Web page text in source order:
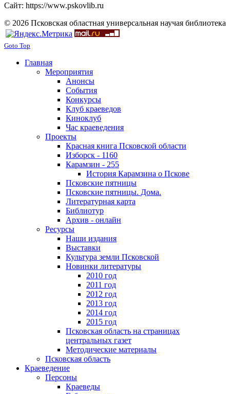
Сайт: https://www.pskovlib.ru
© 2026 Псковская областная универсальная научая библиотека
Goto Top
Главная
Мероприятия
Анонсы
События
Конкурсы
Клуб краеведов
Киноклуб
Час краеведения
Проекты
Красная книга Псковской области
Изборск - 1160
Карамзин - 255
История Карамзина о Пскове
Псковские пятницы
Псковские пятницы. Дома.
Литературная карта
Библиотур
Архив - онлайн
Ресурсы
Наши издания
Выставки
Культура земли Псковской
Новинки литературы
2010 год
2011 год
2012 год
2013 год
2014 год
2015 год
Псковская область на страницах
центральных газет
Методические материалы
Псковская область
Краеведение
Персоны
Краеведы